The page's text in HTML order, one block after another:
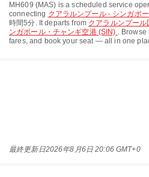
MH609 (MAS) is a scheduled service
connecting クアラルンプール - シンガポ
時間5分. It departs from クアラルンプー
ンガポール・チャンギ空港 (SIN) .
fares, and book your seat — all in one
最終更新日2026年8月6日 20:06 GMT+0